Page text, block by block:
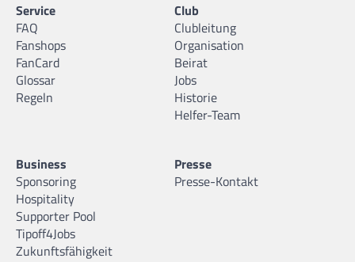
Service
FAQ
Fanshops
FanCard
Glossar
Regeln
Club
Clubleitung
Organisation
Beirat
Jobs
Historie
Helfer-Team
Business
Sponsoring
Hospitality
Supporter Pool
Tipoff4Jobs
Zukunftsfähigkeit
Presse
Presse-Kontakt